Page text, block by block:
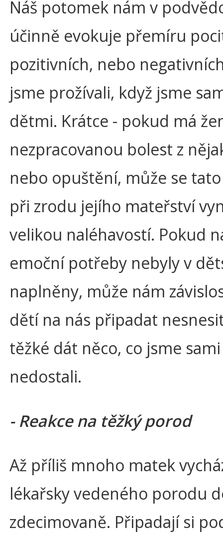
Náš potomek nám v
účinně evokuje přemíru
pozitivních, nebo
jsme prožívali, když jsme
dětmi. Krátce - pokud má
nezpracovanou bolest z
nebo opuštění, může se
při zrodu jejího mateřství
velikou naléhavostí. Pokud
emoční potřeby nebyly v
naplněny, může nám
dětí na nás připadat
těžké dát něco, co jsme sami
nedostali.
- Reakce na těžký porod
Až příliš mnoho matek
lékařsky vedeného porodu
zdecimovaně. Připadají si